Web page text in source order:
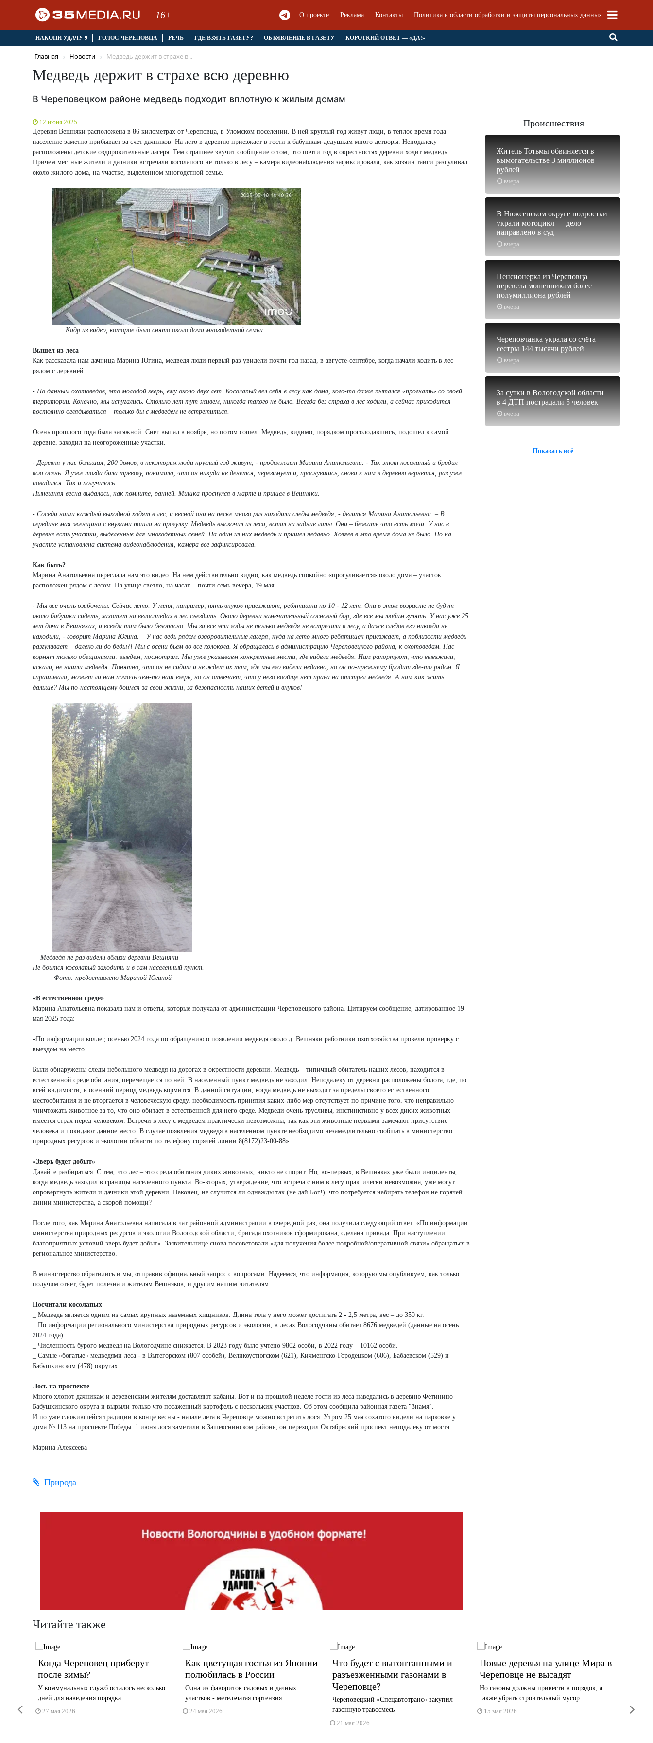
16+ О проекте Реклама Контакты Политика в области обработки и защиты персональных данных
НАКОПИ УДАЧУ 9 ГОЛОС ЧЕРЕПОВЦА РЕЧЬ ГДЕ ВЗЯТЬ ГАЗЕТУ? ОБЪЯВЛЕНИЕ В ГАЗЕТУ КОРОТКИЙ ОТВЕТ — «ДА!»
Главная Новости Медведь держит в страхе в...
Медведь держит в страхе всю деревню
В Череповецком районе медведь подходит вплотную к жилым домам
12 июня 2025
Деревня Вешняки расположена в 86 километрах от Череповца, в Уломском поселении. В ней круглый год живут люди, в теплое время года
население заметно прибывает за счет дачников. На лето в деревню приезжает в гости к бабушкам-дедушкам много детворы. Неподалеку
расположены детские оздоровительные лагеря. Тем страшнее звучит сообщение о том, что почти год в окрестностях деревни ходит медведь.
Причем местные жители и дачники встречали косолапого не только в лесу – камера видеонаблюдения зафиксировала, как хозяин тайги разгуливал
около жилого дома, на участке, выделенном многодетной семье.
Кадр из видео, которое было снято около дома многодетной семьи.
Вышел из леса
Как рассказала нам дачница Марина Югина, медведя люди первый раз увидели почти год назад, в августе-сентябре, когда начали ходить в лес
рядом с деревней:
- По данным охотоведов, это молодой зверь, ему около двух лет. Косолапый вел себя в лесу как дома, кого-то даже пытался «прогнать» со своей
территории. Конечно, мы испугались. Столько лет тут живем, никогда такого не было. Всегда без страха в лес ходили, а сейчас приходится
постоянно оглядываться – только бы с медведем не встретиться.
Осень прошлого года была затяжной. Снег выпал в ноябре, но потом сошел. Медведь, видимо, порядком проголодавшись, подошел к самой
деревне, заходил на неогороженные участки.
- Деревня у нас большая, 200 домов, в некоторых люди круглый год живут, - продолжает Марина Анатольевна. - Так этот косолапый и бродил
всю осень. Я уже тогда била тревогу, понимала, что он никуда не денется, перезимует и, проснувшись, снова к нам в деревню вернется, раз уже
повадился. Так и получилось…
Нынешняя весна выдалась, как помните, ранней. Мишка проснулся в марте и пришел в Вешняки.
- Соседи наши каждый выходной ходят в лес, и весной они на песке много раз находили следы медведя, - делится Марина Анатольевна. – В
середине мая женщина с внуками пошла на прогулку. Медведь выскочил из леса, встал на задние лапы. Они – бежать что есть мочи. У нас в
деревне есть участки, выделенные для многодетных семей. На один из них медведь и пришел недавно. Хозяев в это время дома не было. Но на
участке установлена система видеонаблюдения, камера все зафиксировала.
Как быть?
Марина Анатольевна переслала нам это видео. На нем действительно видно, как медведь спокойно «прогуливается» около дома – участок
расположен рядом с лесом. На улице светло, на часах – почти семь вечера, 19 мая.
- Мы все очень озабочены. Сейчас лето. У меня, например, пять внуков приезжают, ребятишки по 10 - 12 лет. Они в этом возрасте не будут
около бабушки сидеть, захотят на велосипедах в лес съездить. Около деревни замечательный сосновый бор, где все мы любим гулять. У нас уже 25
лет дача в Вешняках, и всегда там было безопасно. Мы за все эти годы не только медведя не встречали в лесу, а даже следов его никогда не
находили, - говорит Марина Югина. – У нас ведь рядом оздоровительные лагеря, куда на лето много ребятишек приезжает, а поблизости медведь
разгуливает – далеко ли до беды?! Мы с осени бьем во все колокола. Я обращалась в администрацию Череповецкого района, к охотоведам. Нас
кормят только обещаниями: выедем, посмотрим. Мы уже указываем конкретные места, где видели медведя. Нам рапортуют, что выезжали,
искали, не нашли медведя. Понятно, что он не сидит и не ждет их там, где мы его видели недавно, но он по-прежнему бродит где-то рядом. Я
спрашивала, может ли нам помочь чем-то наш егерь, но он отвечает, что у него вообще нет права на отстрел медведя. А нам как жить
дальше? Мы по-настоящему боимся за свои жизни, за безопасность наших детей и внуков!
Медведя не раз видели вблизи деревни Вешняки
Не боится косолапый заходить и в сам населенный пункт.
Фото: предоставлено Мариной Югиной
«В естественной среде»
Марина Анатольевна показала нам и ответы, которые получала от администрации Череповецкого района. Цитируем сообщение, датированное 19
мая 2025 года:
«По информации коллег, осенью 2024 года по обращению о появлении медведя около д. Вешняки работники охотхозяйства провели проверку с
выездом на место.
Были обнаружены следы небольшого медведя на дорогах в окрестности деревни. Медведь – типичный обитатель наших лесов, находится в
естественной среде обитания, перемещается по ней. В населенный пункт медведь не заходил. Неподалеку от деревни расположены болота, где, по
всей видимости, в осенний период медведь кормится. В данной ситуации, когда медведь не выходит за пределы своего естественного
местообитания и не вторгается в человеческую среду, необходимость принятия каких-либо мер отсутствует по причине того, что неправильно
уничтожать животное за то, что оно обитает в естественной для него среде. Медведи очень трусливы, инстинктивно у всех диких животных
имеется страх перед человеком. Встречи в лесу с медведем практически невозможны, так как эти животные первыми замечают присутствие
человека и покидают данное место. В случае появления медведя в населенном пункте необходимо незамедлительно сообщать в министерство
природных ресурсов и экологии области по телефону горячей линии 8(8172)23-00-88».
«Зверь будет добыт»
Давайте разбираться. С тем, что лес – это среда обитания диких животных, никто не спорит. Но, во-первых, в Вешняках уже были инциденты,
когда медведь заходил в границы населенного пункта. Во-вторых, утверждение, что встреча с ним в лесу практически невозможна, уже могут
опровергнуть жители и дачники этой деревни. Наконец, не случится ли однажды так (не дай Бог!), что потребуется набирать телефон не горячей
линии министерства, а скорой помощи?
После того, как Марина Анатольевна написала в чат районной администрации в очередной раз, она получила следующий ответ: «По информации
министерства природных ресурсов и экологии Вологодской области, бригада охотников сформирована, сделана привада. При наступлении
благоприятных условий зверь будет добыт». Заявительнице снова посоветовали «для получения более подробной/оперативной связи» обращаться в
региональное министерство.
В министерство обратились и мы, отправив официальный запрос с вопросами. Надеемся, что информация, которую мы опубликуем, как только
получим ответ, будет полезна и жителям Вешняков, и другим нашим читателям.
Посчитали косолапых
_ Медведь является одним из самых крупных наземных хищников. Длина тела у него может достигать 2 - 2,5 метра, вес – до 350 кг.
_ По информации регионального министерства природных ресурсов и экологии, в лесах Вологодчины обитает 8676 медведей (данные на осень
2024 года).
_ Численность бурого медведя на Вологодчине снижается. В 2023 году было учтено 9802 особи, в 2022 году – 10162 особи.
_ Самые «богатые» медведями леса - в Вытегорском (807 особей), Великоустюгском (621), Кичменгско-Городецком (606), Бабаевском (529) и
Бабушкинском (478) округах.
Лось на проспекте
Много хлопот дачникам и деревенским жителям доставляют кабаны. Вот и на прошлой неделе гости из леса наведались в деревню Фетинино
Бабушкинского округа и вырыли только что посаженный картофель с нескольких участков. Об этом сообщила районная газета "Знамя".
И по уже сложившейся традиции в конце весны - начале лета в Череповце можно встретить лося. Утром 25 мая сохатого видели на парковке у
дома № 113 на проспекте Победы. 1 июня лося заметили в Зашекснинском районе, он переходил Октябрьский проспект неподалеку от моста.
Марина Алексеева
Природа
Происшествия
вчера
Житель Тотьмы обвиняется в
вымогательстве 3 миллионов
рублей
вчера
В Нюксенском округе подростки
украли мотоцикл — дело
направлено в суд
вчера
Пенсионерка из Череповца
перевела мошенникам более
полумиллиона рублей
вчера
Череповчанка украла со счёта
сестры 144 тысячи рублей
вчера
За сутки в Вологодской области
в 4 ДТП пострадали 5 человек
Показать всё
Читайте также
Когда Череповец приберут
после зимы?
У коммунальных служб осталось несколько
дней для наведения порядка
27 мая 2026
Как цветущая гостья из Японии
полюбилась в России
Одна из фавориток садовых и дачных
участков - метельчатая гортензия
24 мая 2026
Что будет с вытоптанными и
разъезженными газонами в
Череповце?
Череповецкий «Спецавтотранс» закупил
газонную травосмесь
21 мая 2026
Новые деревья на улице Мира в
Череповце не высадят
Но газоны должны привести в порядок, а
также убрать строительный мусор
15 мая 2026
10 мая